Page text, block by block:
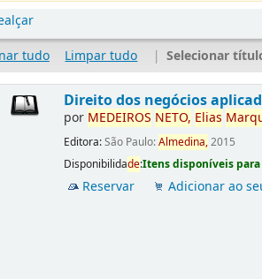
tudo
Limpar tudo | Selecionar
Direito dos negócios
por MEDEIROS NETO, Elias
Editora:São Paulo:Almedina,2015
Disponibilidade:Itens disponíveis
Reservar Adicionar ao